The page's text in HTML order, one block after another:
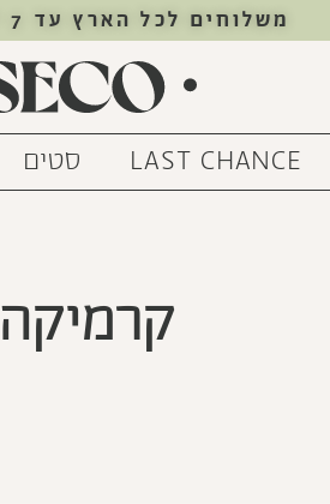
משלוחים לכל הארץ עד 7 ימי עסקים
LAST CHANCE סטים
קרמיקה